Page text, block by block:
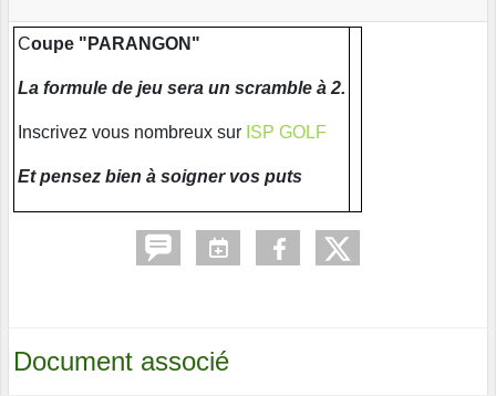
Coupe "PARANGON"
La formule de jeu sera un scramble à 2.
Inscrivez vous nombreux sur ISP GOLF
Et pensez bien à soigner vos puts
Document associé